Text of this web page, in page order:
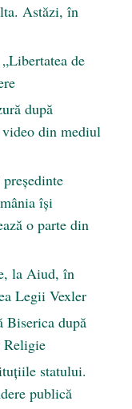
Astăzi, în
de
după
din mediul
își
o parte din
la Aiud, în
Legii Vexler
Biserica după
Religie
statului.
publică